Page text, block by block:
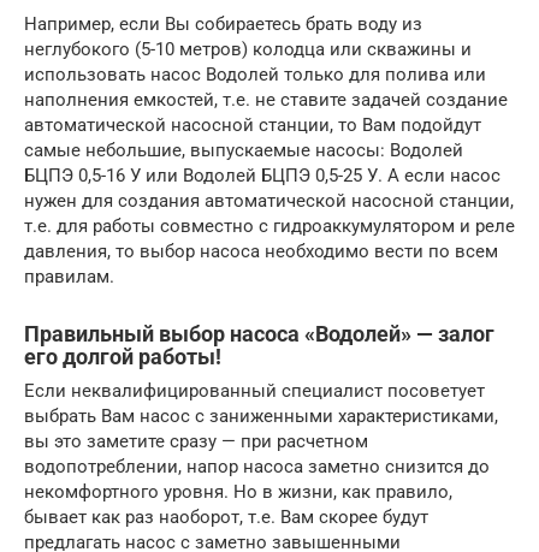
Например, если Вы собираетесь брать воду из
неглубокого (5-10 метров) колодца или скважины и
использовать насос Водолей только для полива или
наполнения емкостей, т.е. не ставите задачей создание
автоматической насосной станции, то Вам подойдут
самые небольшие, выпускаемые насосы: Водолей
БЦПЭ 0,5-16 У или Водолей БЦПЭ 0,5-25 У. А если насос
нужен для создания автоматической насосной станции,
т.е. для работы совместно с гидроаккумулятором и реле
давления, то выбор насоса необходимо вести по всем
правилам.
Правильный выбор насоса «Водолей» — залог
его долгой работы!
Если неквалифицированный специалист посоветует
выбрать Вам насос с заниженными характеристиками,
вы это заметите сразу — при расчетном
водопотреблении, напор насоса заметно снизится до
некомфортного уровня. Но в жизни, как правило,
бывает как раз наоборот, т.е. Вам скорее будут
предлагать насос с заметно завышенными